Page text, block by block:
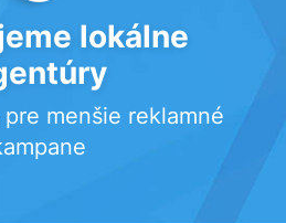
lokálne
menšie reklamné